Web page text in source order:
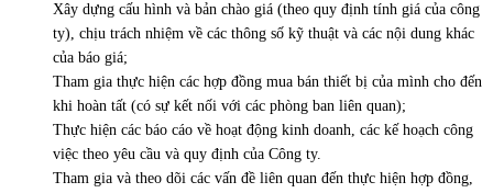
Xây dựng cấu hình và bản chào giá (theo quy định tính giá của công
ty), chịu trách nhiệm về các thông số kỹ thuật và các nội dung khác
của báo giá;
Tham gia thực hiện các hợp đồng mua bán thiết bị của mình cho đến
khi hoàn tất (có sự kết nối với các phòng ban liên quan);
Thực hiện các báo cáo về hoạt động kinh doanh, các kế hoạch công
việc theo yêu cầu và quy định của Công ty.
Tham gia và theo dõi các vấn đề liên quan đến thực hiện hợp đồng,